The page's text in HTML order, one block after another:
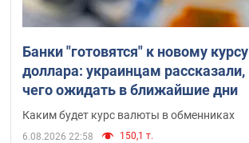
Банки "готовятся" к новому курсу
доллара: украинцам рассказали,
чего ожидать в ближайшие дни
Каким будет курс валюты в обменниках
6.08.2026 22:58 150,1 т.